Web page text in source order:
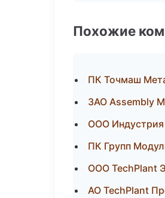
Похожие
ПК Точмаш
ЗАО Assembly
ООО
ПК Групп
ООО TechPlant
АО TechPlant